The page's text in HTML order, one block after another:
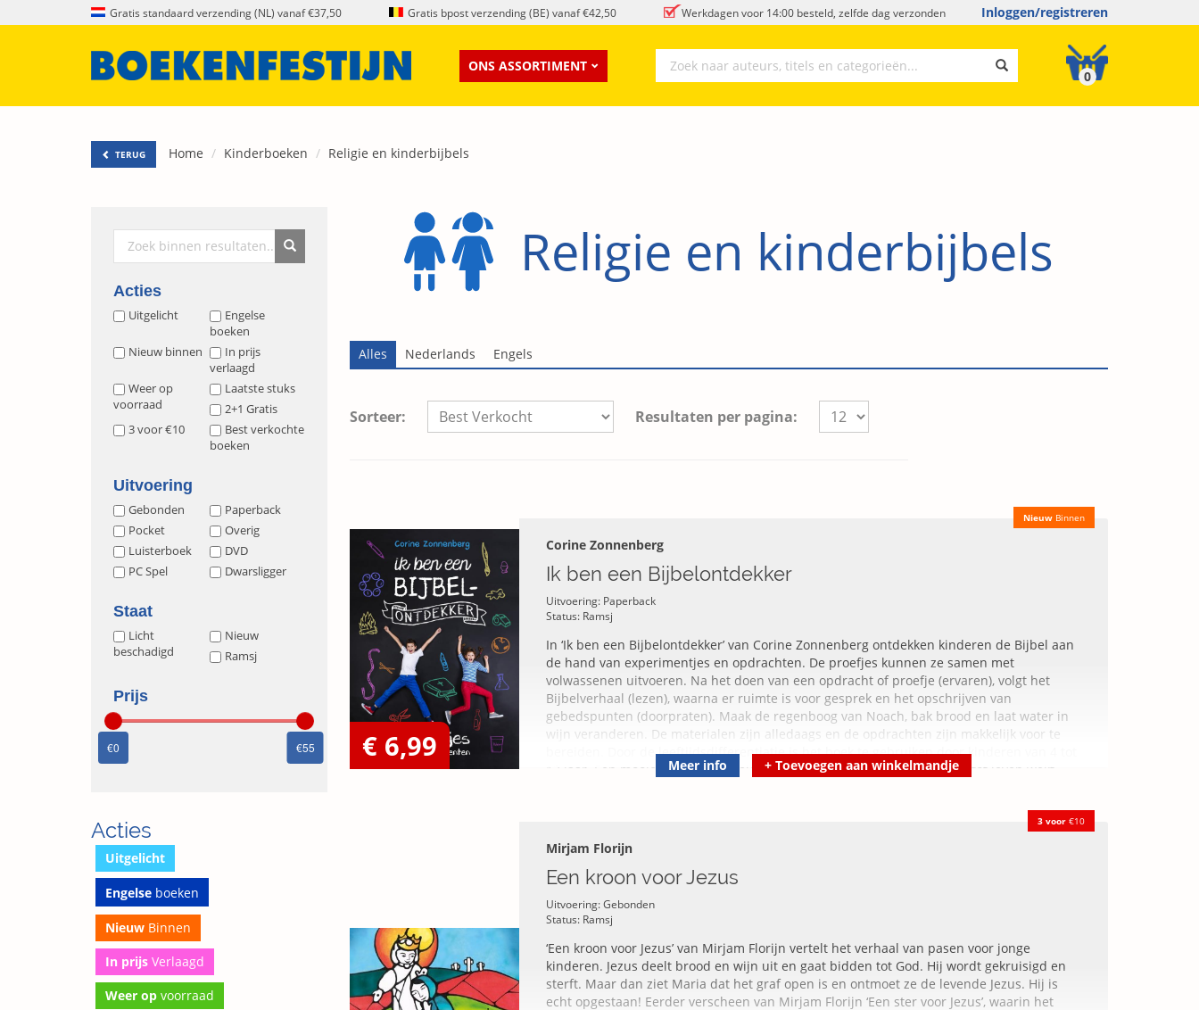
Gratis standaard verzending (NL) vanaf €37,50 Gratis bpost verzending (BE) vanaf €42,50 Werkdagen voor 14:00 besteld, zelfde dag verzonden Inloggen/registreren
ONS ASSORTIMENT
0
TERUG Home Kinderboeken Religie en kinderbijbels
Acties
Uitgelicht
Engelse
boeken
Nieuw binnen
In prijs
verlaagd
Weer op
voorraad
Laatste stuks
2+1 Gratis
3 voor €10
Best verkochte
boeken
Uitvoering
Gebonden
Paperback
Pocket
Overig
Luisterboek
DVD
PC Spel
Dwarsligger
Staat
Licht
beschadigd
Nieuw
Ramsj
Prijs
0 55
Acties
Uitgelicht
Engelse boeken
Nieuw Binnen
In prijs Verlaagd
Weer op voorraad
Religie en kinderbijbels
Sorteer: Resultaten per pagina:
€ 6,99
Nieuw Binnen
Corine Zonnenberg
Ik ben een Bijbelontdekker
Uitvoering: Paperback
Status: Ramsj
In ‘Ik ben een Bijbelontdekker’ van Corine Zonnenberg ontdekken kinderen de Bijbel aan
de hand van experimentjes en opdrachten. De proefjes kunnen ze samen met
volwassenen uitvoeren. Na het doen van een opdracht of proefje (ervaren), volgt het
Bijbelverhaal (lezen), waarna er ruimte is voor gesprek en het opschrijven van
gebedspunten (doorpraten). Maak de regenboog van Noach, bak brood en laat water in
wijn veranderen. De materialen zijn alledaags en de opdrachten zijn makkelijk voor te
bereiden. Door de leeftijdsdifferentiatie is het boek te gebruiken door kinderen van 4 tot
12 jaar. Een mooie manier van geloofsopvoeding die de Bijbelverhalen tot leven wekt.
Christ als schrijver, ontwikkelaar en trainer. Op haar site bijbelborrels.nl publiceert ze
Meer info + Toevoegen aan winkelmandje
3 voor €10
Mirjam Florijn
Een kroon voor Jezus
Uitvoering: Gebonden
Status: Ramsj
‘Een kroon voor Jezus’ van Mirjam Florijn vertelt het verhaal van pasen voor jonge
kinderen. Jezus deelt brood en wijn uit en gaat bidden tot God. Hij wordt gekruisigd en
sterft. Maar dan ziet Maria dat het graf open is en ontmoet ze de levende Jezus. Hij is
echt opgestaan! Eerder verscheen van Mirjam Florijn ‘Een ster voor Jezus’, waarin het